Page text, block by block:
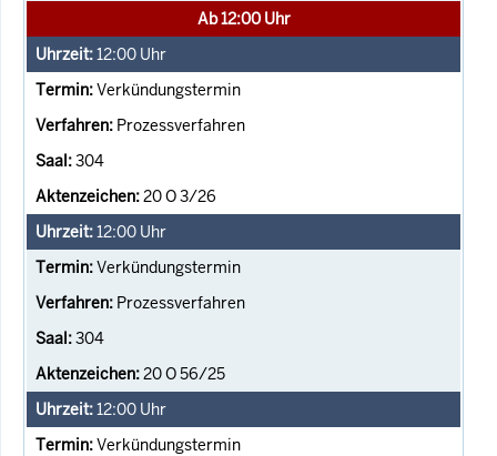
Ab 12:00 Uhr
12:00 Uhr
Verkündungstermin
Prozessverfahren
304
20 O 3/26
12:00 Uhr
Verkündungstermin
Prozessverfahren
304
20 O 56/25
12:00 Uhr
Verkündungstermin